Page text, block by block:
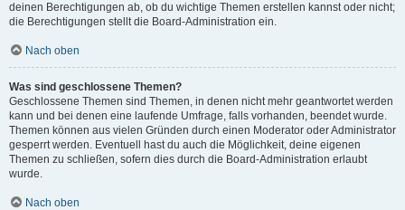
deinen Berechtigungen ab, ob du wichtige Themen erstellen kannst oder nicht;
die Berechtigungen stellt die Board-Administration ein.
Nach oben
Was sind geschlossene Themen?
Geschlossene Themen sind Themen, in denen nicht mehr geantwortet werden
kann und bei denen eine laufende Umfrage, falls vorhanden, beendet wurde.
Themen können aus vielen Gründen durch einen Moderator oder Administrator
gesperrt werden. Eventuell hast du auch die Möglichkeit, deine eigenen
Themen zu schließen, sofern dies durch die Board-Administration erlaubt
wurde.
Nach oben